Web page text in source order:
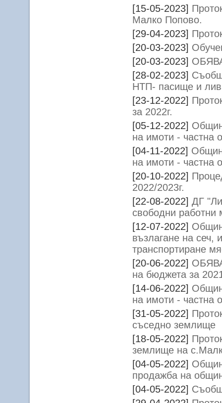
[15-05-2023]
Малко Попово.
[29-04-2023]
[20-03-2023]
[20-03-2023]
[28-02-2023]
НТП- пасище и
[23-12-2022]
за 2022г.
[05-12-2022]
на имоти - частна
[04-11-2022]
на имоти - частна
[20-10-2022]
2022/2023г.
[22-08-2022] ДГ
свободни работни
[12-07-2022]
възлагане на сеч,
транспортиране
[20-06-2022]
на бюджета за
[14-06-2022]
на имоти - частна
[31-05-2022]
съседно землище
[18-05-2022]
землище на
[04-05-2022]
продажба на
[04-05-2022]